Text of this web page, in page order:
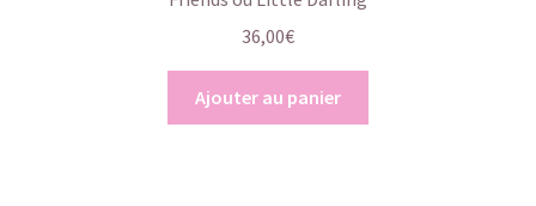
36,00€
Ajouter au panier